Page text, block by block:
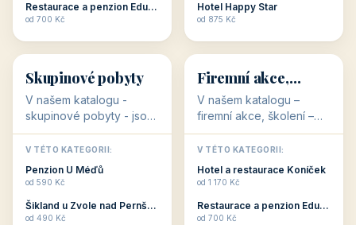
Restaurace a penzion Eduard
od 700 Kč
Hotel Happy Star
od 875 Kč
👥
👥
32 objektů
Skupinové pobyty
V našem katalogu -
skupinové pobyty - jsou
pro Vás připraveny
objekty, které nabízí
ubytování skupin v
penzionech, hotelích a
Budete překva...
V TÉTO KATEGORII:
Penzion U Méďů
od 590 Kč
Šikland u Zvole nad Pernštejnem
od 490 Kč
💼
💼
31 objektů
Firemní akce,
školení
V našem katalogu –
firemní akce, školení –
jsou pro Vás připraveny
objekty, které mají
zkušenosti pořádat i
menší firemní akce a
ob...
V TÉTO KATEGORII:
Hotel a restaurace Koníček
od 1 170 Kč
Restaurace a penzion Eduard
od 700 Kč